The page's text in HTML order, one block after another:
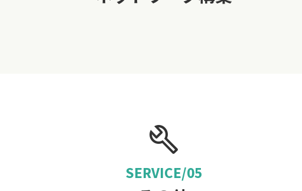
build
SERVICE/05